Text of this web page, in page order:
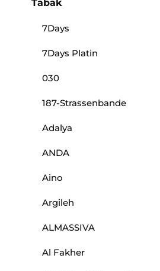
Tabak
7Days
7Days Platin
030
187-Strassenbande
Adalya
ANDA
Aino
Argileh
ALMASSIVA
Al Fakher